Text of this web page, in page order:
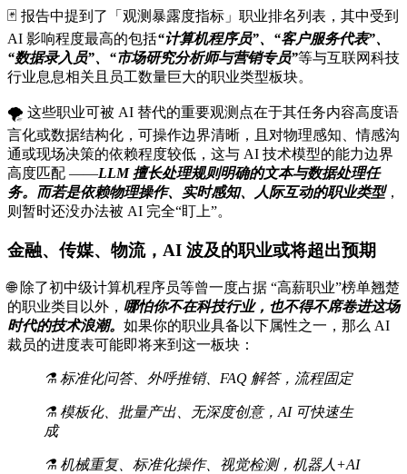
🃏 报告中提到了「观测暴露度指标」职业排名列表，其中受到
AI 影响程度最高的包括“计算机程序员”、“客户服务代表”、
“数据录入员”、“市场研究分析师与营销专员”等与互联网科技
行业息息相关且员工数量巨大的职业类型板块。
🌪️ 这些职业可被 AI 替代的重要观测点在于其任务内容高度语
言化或数据结构化，可操作边界清晰，且对物理感知、情感沟
通或现场决策的依赖程度较低，这与 AI 技术模型的能力边界
高度匹配 ——LLM 擅长处理规则明确的文本与数据处理任
务。而若是依赖物理操作、实时感知、人际互动的职业类型，
则暂时还没办法被 AI 完全“盯上”。
金融、传媒、物流，AI 波及的职业或将超出预期
🌐 除了初中级计算机程序员等曾一度占据 “高薪职业”榜单翘楚
的职业类目以外， 哪怕你不在科技行业，也不得不席卷进这场
时代的技术浪潮。 如果你的职业具备以下属性之一，那么 AI
裁员的进度表可能即将来到这一板块：
⚗️ 标准化问答、外呼推销、FAQ 解答，流程固定
⚗️ 模板化、批量产出、无深度创意，AI 可快速生
成
⚗️ 机械重复、标准化操作、视觉检测，机器人+AI